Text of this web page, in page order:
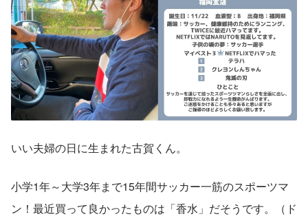
いい夫婦の日に生まれた古賀くん。
小学1年～大学3年まで15年間サッカー一筋のスポーツマ
ン！最近買って良かったものは「香水」だそうです。（ド